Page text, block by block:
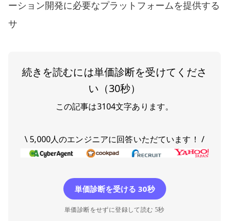
ーション開発に必要なプラットフォームを提供する
サ
続きを読むには単価診断を受けてくださ
い（30秒）
この記事は3104文字あります。
\ 5,000人のエンジニアに回答いただています！ /
単価診断を受ける 30秒
単価診断をせずに登録して読む 5秒